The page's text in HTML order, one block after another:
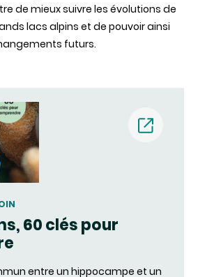
de mieux suivre les évolutions de
lacs alpins et de pouvoir ainsi
futurs.
60 clés pour
entre un hippocampe et un